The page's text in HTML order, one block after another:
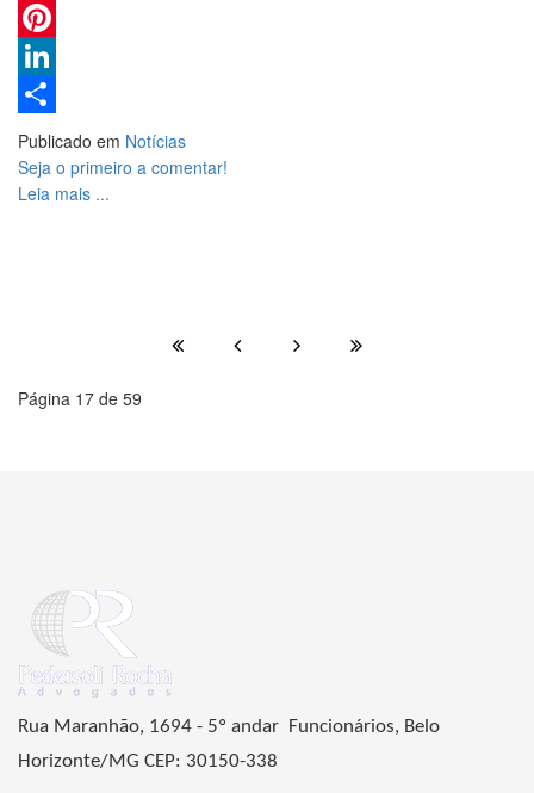
Email
Pinterest
LinkedIn
Share
Publicado em Notícias
Seja o primeiro a comentar!
Leia mais ...
Página 17 de 59
Rua Maranhão, 1694 - 5º andar Funcionários, Belo
Horizonte/MG CEP: 30150-338